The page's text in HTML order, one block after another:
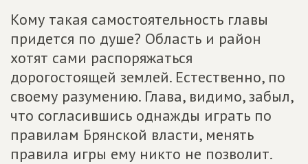
Кому такая самостоятельность главы
придется по душе? Область и район
хотят сами распоряжаться
дорогостоящей землей. Естественно, по
своему разумению. Глава, видимо, забыл,
что согласившись однажды играть по
правилам Брянской власти, менять
правила игры ему никто не позволит.